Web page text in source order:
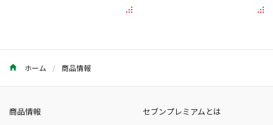
ホーム 商品情報
商品情報 セブンプレミアムとは